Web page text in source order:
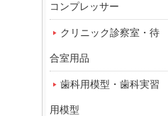
コンプレッサー
クリニック診察室・待
合室用品
歯科用模型・歯科実習
用模型